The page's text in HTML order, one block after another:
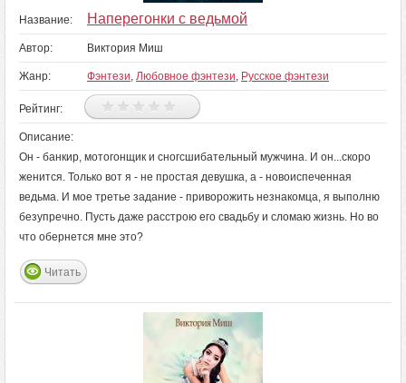
Название: Наперегонки с ведьмой
Автор: Виктория Миш
Жанр: Фэнтези, Любовное фэнтези, Русское фэнтези
Рейтинг:
Описание:
Он - банкир, мотогонщик и сногсшибательный мужчина. И он...скоро
женится. Только вот я - не простая девушка, а - новоиспеченная
ведьма. И мое третье задание - приворожить незнакомца, я выполню
безупречно. Пусть даже расстрою его свадьбу и сломаю жизнь. Но во
что обернется мне это?
Читать